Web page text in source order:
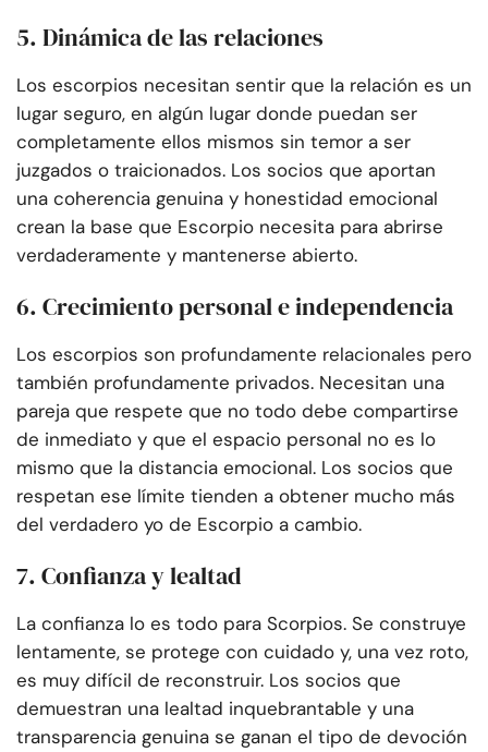
5. Dinámica de las relaciones
Los escorpios necesitan sentir que la relación es un
lugar seguro, en algún lugar donde puedan ser
completamente ellos mismos sin temor a ser
juzgados o traicionados. Los socios que aportan
una coherencia genuina y honestidad emocional
crean la base que Escorpio necesita para abrirse
verdaderamente y mantenerse abierto.
6. Crecimiento personal e independencia
Los escorpios son profundamente relacionales pero
también profundamente privados. Necesitan una
pareja que respete que no todo debe compartirse
de inmediato y que el espacio personal no es lo
mismo que la distancia emocional. Los socios que
respetan ese límite tienden a obtener mucho más
del verdadero yo de Escorpio a cambio.
7. Confianza y lealtad
La confianza lo es todo para Scorpios. Se construye
lentamente, se protege con cuidado y, una vez roto,
es muy difícil de reconstruir. Los socios que
demuestran una lealtad inquebrantable y una
transparencia genuina se ganan el tipo de devoción